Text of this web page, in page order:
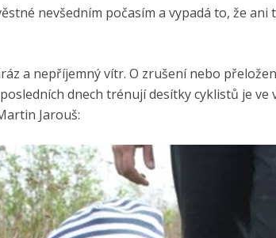
nevšedním počasím a vypadá to, že
a nepříjemný vítr. O zrušení nebo
dnech trénují desítky cyklistů je
Jarouš: